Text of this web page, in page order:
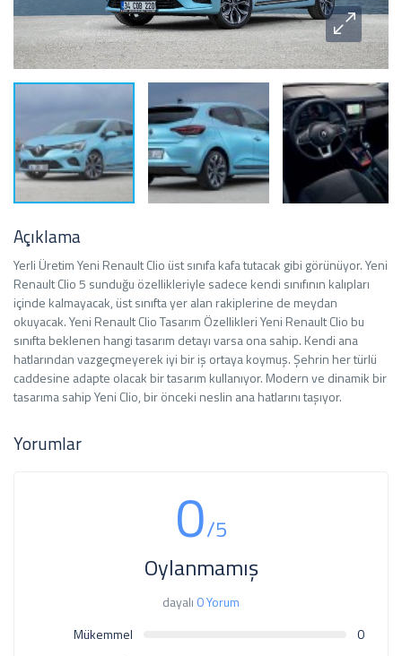
Açıklama
Yerli Üretim Yeni Renault Clio üst sınıfa kafa tutacak gibi görünüyor. Yeni
Renault Clio 5 sunduğu özellikleriyle sadece kendi sınıfının kalıpları
içinde kalmayacak, üst sınıfta yer alan rakiplerine de meydan
okuyacak. Yeni Renault Clio Tasarım Özellikleri Yeni Renault Clio bu
sınıfta beklenen hangi tasarım detayı varsa ona sahip. Kendi ana
hatlarından vazgeçmeyerek iyi bir iş ortaya koymuş. Şehrin her türlü
caddesine adapte olacak bir tasarım kullanıyor. Modern ve dinamik bir
tasarıma sahip Yeni Clio, bir önceki neslin ana hatlarını taşıyor.
Yorumlar
0/5
Oylanmamış
dayalı 0 Yorum
Mükemmel
0